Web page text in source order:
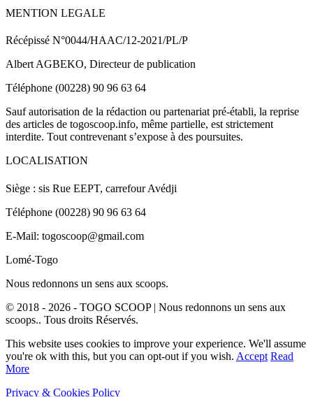
MENTION LEGALE
Récépissé N°0044/HAAC/12-2021/PL/P
Albert AGBEKO, Directeur de publication
Téléphone (00228) 90 96 63 64
Sauf autorisation de la rédaction ou partenariat pré-établi, la reprise
des articles de togoscoop.info, même partielle, est strictement
interdite. Tout contrevenant s’expose à des poursuites.
LOCALISATION
Siège : sis Rue EEPT, carrefour Avédji
Téléphone (00228) 90 96 63 64
E-Mail: togoscoop@gmail.com
Lomé-Togo
Nous redonnons un sens aux scoops.
© 2018 - 2026 - TOGO SCOOP | Nous redonnons un sens aux
scoops.. Tous droits Réservés.
This website uses cookies to improve your experience. We'll assume
you're ok with this, but you can opt-out if you wish. Accept Read
More
Privacy & Cookies Policy